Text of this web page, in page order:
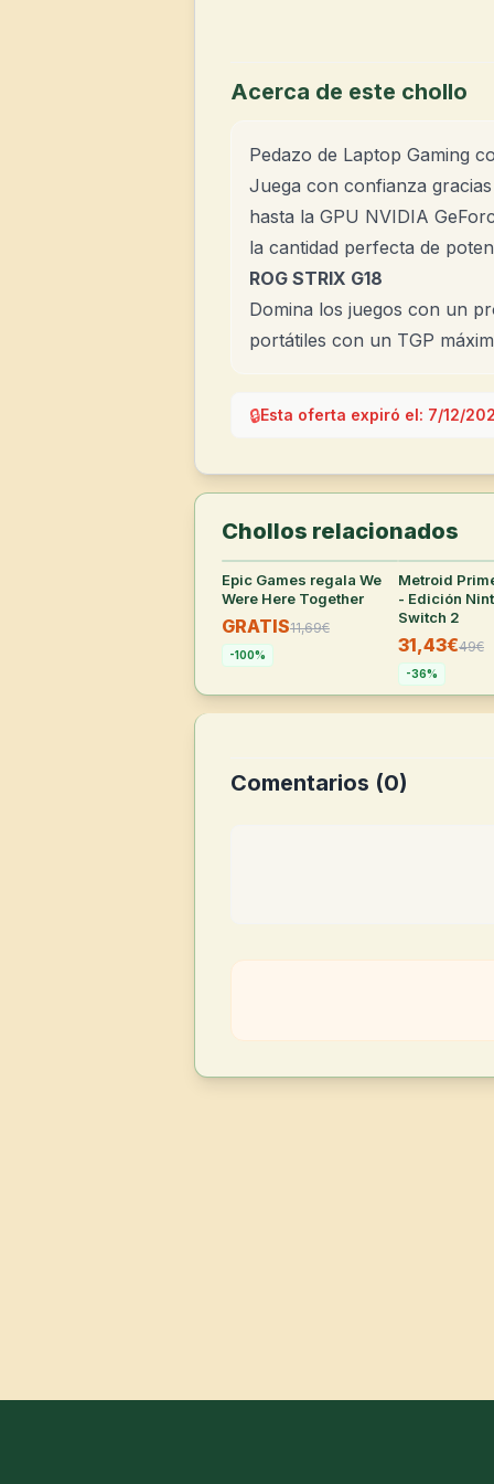
Acerca de este chollo
Pedazo de Laptop Gaming
Juega con confianza
hasta la GPU NVIDIA
la cantidad perfecta de
ROG STRIX G18
Domina los juegos con un
portátiles con un TGP
🔒Esta oferta expiró el: 7/12/
Chollos relacionados
38°
Epic Games regala We
Were Here Together
GRATIS11,69€
-100%
Metroid
- Edición
Switch 2
31,43€49€
-36%
Comentarios (0)